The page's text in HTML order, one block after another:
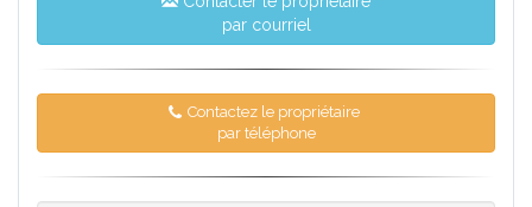
par courriel
Contactez le propriétaire
par téléphone